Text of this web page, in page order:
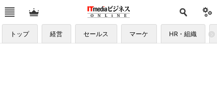
トップ 経営 セールス マーケ HR・組織